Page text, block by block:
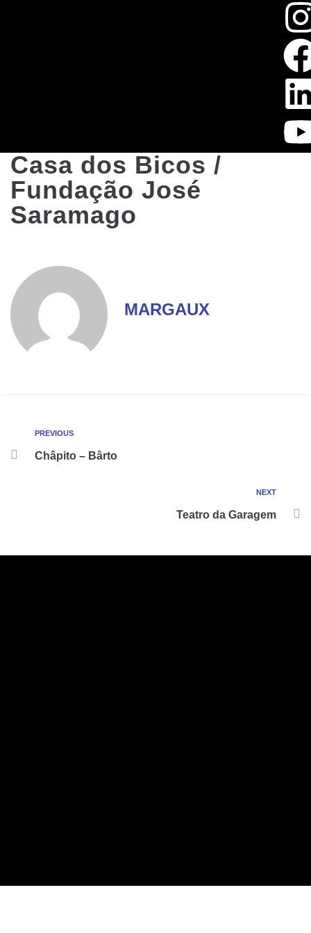
Casa dos Bicos /
Fundação José
Saramago
MARGAUX
PREVIOUS
Châpito – Bârto
NEXT
Teatro da Garagem